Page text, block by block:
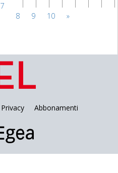
7
8
9 10 »
Privacy Abbonamenti